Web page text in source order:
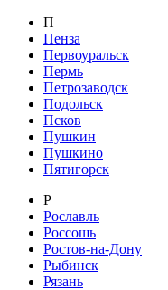
П
Пенза
Первоуральск
Пермь
Петрозаводск
Подольск
Псков
Пушкин
Пушкино
Пятигорск
Р
Рославль
Россошь
Ростов-на-Дону
Рыбинск
Рязань